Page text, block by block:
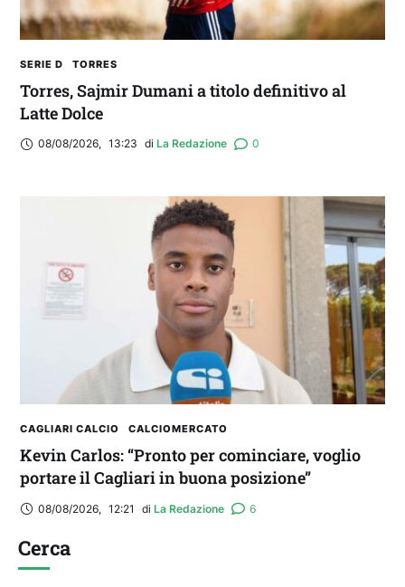
SERIE D TORRES
Torres, Sajmir Dumani a titolo definitivo al
Latte Dolce
08/08/2026, 13:23 di La Redazione 0
CAGLIARI CALCIO CALCIOMERCATO
Kevin Carlos: “Pronto per cominciare, voglio
portare il Cagliari in buona posizione”
08/08/2026, 12:21 di La Redazione 6
Cerca